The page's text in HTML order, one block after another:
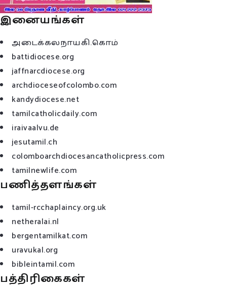
இனையங்கள்
அடைக்கலநாயகி.கொம்
battidiocese.org
jaffnarcdiocese.org
archdioceseofcolombo.com
kandydiocese.net
tamilcatholicdaily.com
iraivaalvu.de
jesutamil.ch
colomboarchdiocesancatholicpress.com
tamilnewlife.com
பணித்தளங்கள்
tamil-rcchaplaincy.org.uk
netheralai.nl
bergentamilkat.com
uravukal.org
bibleintamil.com
பத்திரிகைகள்